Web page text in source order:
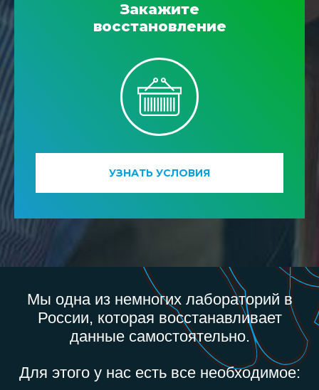
Закажите
восстановление
УЗНАТЬ УСЛОВИЯ
Мы одна из немногих лабораторий в
России, которая восстанавливает
данные самостоятельно.
Для этого у нас есть все необходимое: